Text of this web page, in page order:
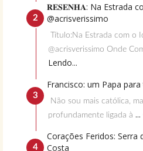
𝐑𝐄𝐒𝐄𝐍𝐇𝐀: Na Estrada
@acrisverissimo
Título:Na Estrada com o
@acrisverissimo Onde
Lendo...
Francisco: um Papa
Não sou mais católica,
profundamente ligada à
Corações Feridos: Serra
Costa